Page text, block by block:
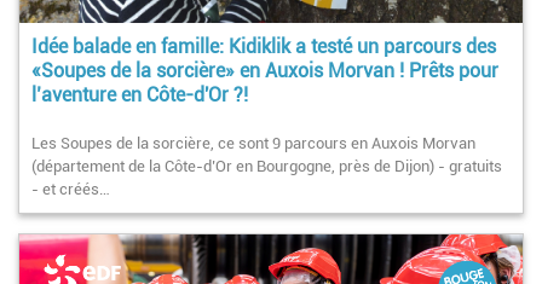
Idée balade en famille: Kidiklik a testé un parcours des
«Soupes de la sorcière» en Auxois Morvan ! Prêts pour
l’aventure en Côte-d'Or ?!
Les Soupes de la sorcière, ce sont 9 parcours en Auxois Morvan
(département de la Côte-d’Or en Bourgogne, près de Dijon) - gratuits
- et créés…